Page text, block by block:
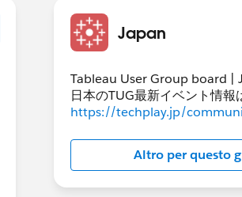
Japan
Tableau User Group board |
日本のTUG最新イベント情報
https://techplay.jp/
Altro per questo